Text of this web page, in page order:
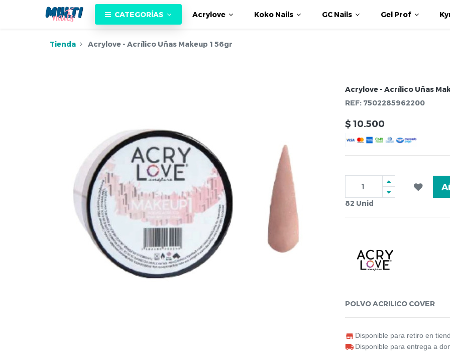
CATEGORÍAS Acrylove Koko Nails GC Nails Gel Prof
Tienda Acrylove - Acrílico Uñas Makeup 1 56gr
Acrylove - Acrílico Uñas
REF: 7502285962200
$ 10.500
82 Unid
POLVO ACRILICO COVER
Disponible para retiro en
Disponible para entrega a